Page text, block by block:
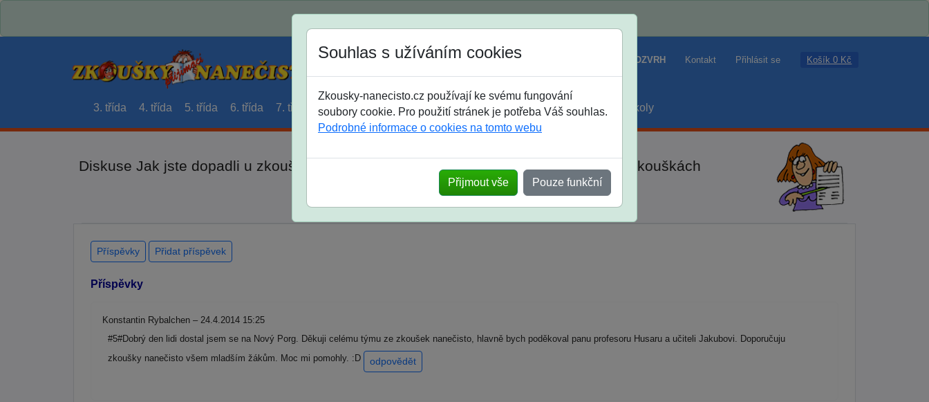
Jak si vybrat ROZVRH Kontakt Přihlásit se Košík 0 Kč
3. třída 4. třída 5. třída 6. třída 7. třída 8. třída 9. třída střední maturanti soutěže prázdniny školy
Diskuse Jak jste dopadli u zkoušek na SŠ? Vaše ohlasy po skutečných přijímacích zkouškách
Souhlas s užíváním cookies
Zkousky-nanecisto.cz používají ke svému fungování
soubory cookie. Pro použití stránek je potřeba Váš souhlas.
Podrobné informace o cookies na tomto webu
Přijmout vše Pouze funkční
Příspěvky Přidat příspěvek
Příspěvky
Konstantin Rybalchen – 24.4.2014 15:25
#5#Dobrý den lidi dostal jsem se na Nový Porg. Děkuji celému týmu ze zkoušek nanečisto, hlavně bych poděkoval panu profesoru Husaru a učiteli Jakubovi. Doporučuju
zkoušky nanečisto všem mladším žákům. Moc mi pomohly. :D
odpovědět